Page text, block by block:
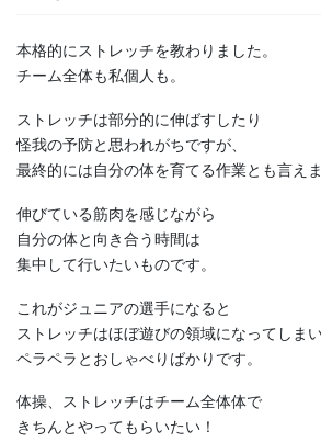
本格的にストレッチを教わりました。
チーム全体も私個人も。
ストレッチは部分的に伸ばすしたり
怪我の予防と思われがちですが、
最終的には自分の体を育てる作業とも言えま
伸びている筋肉を感じながら
自分の体と向き合う時間は
集中して行いたいものです。
これがジュニアの選手になると
ストレッチはほぼ遊びの領域になってしまい
ペラペラとおしゃべりばかりです。
体操、ストレッチはチーム全体体で
きちんとやってもらいたい！